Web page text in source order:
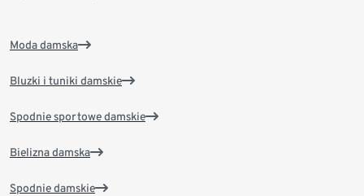
Moda damska
Bluzki i tuniki damskie
Spodnie sportowe damskie
Bielizna damska
Spodnie damskie